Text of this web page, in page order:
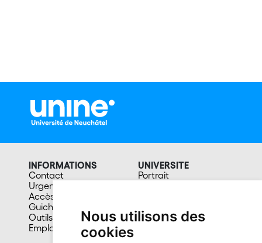
Nous utilisons des
cookies
INFORMATIONS
Contact
Urgences
Accès et transports
Guichet étudiant-e-s
Outils étudiant-e-s
Emploi
UNIVERSITE
Portrait
scientifiques